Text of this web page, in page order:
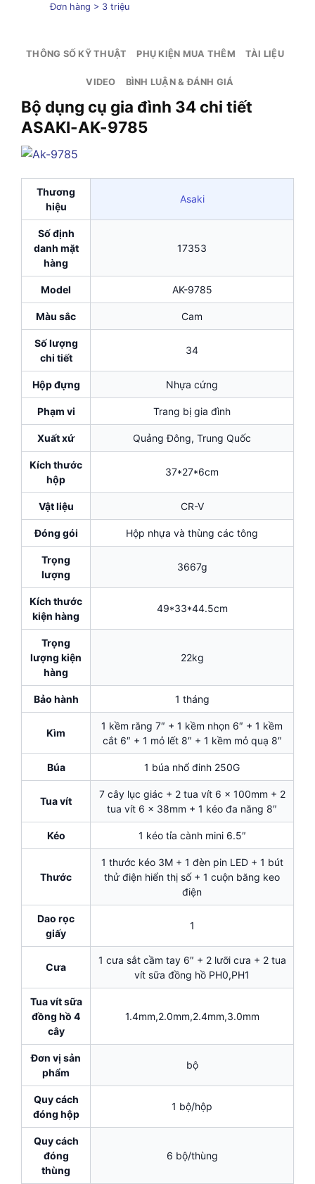
Đơn hàng > 3 triệu
THÔNG SỐ KỸ THUẬT PHỤ KIỆN MUA THÊM TÀI LIỆU
VIDEO BÌNH LUẬN & ĐÁNH GIÁ
Bộ dụng cụ gia đình 34 chi tiết
ASAKI-AK-9785
Thương
hiệu
Asaki
Số định
danh mặt
hàng
17353
Model AK-9785
Màu sắc Cam
Số lượng
chi tiết
34
Hộp đựng Nhựa cứng
Phạm vi Trang bị gia đình
Xuất xứ Quảng Đông, Trung Quốc
Kích thước
hộp
37*27*6cm
Vật liệu CR-V
Đóng gói Hộp nhựa và thùng các tông
Trọng
lượng
3667g
Kích thước
kiện hàng
49*33*44.5cm
Trọng
lượng kiện
hàng
22kg
Bảo hành 1 tháng
Kìm
1 kềm răng 7″ + 1 kềm nhọn 6″ + 1 kềm
cắt 6″ + 1 mỏ lết 8″ + 1 kềm mỏ quạ 8″
Búa 1 búa nhổ đinh 250G
Tua vít
7 cây lục giác + 2 tua vít 6 x 100mm + 2
tua vít 6 x 38mm + 1 kéo đa năng 8″
Kéo 1 kéo tỉa cành mini 6.5″
Thước
1 thước kéo 3M + 1 đèn pin LED + 1 bút
thử điện hiển thị số + 1 cuộn băng keo
điện
Dao rọc
giấy
1
Cưa
1 cưa sắt cầm tay 6″ + 2 lưỡi cưa + 2 tua
vít sữa đồng hồ PH0,PH1
Tua vít sữa
đồng hồ 4
cây
1.4mm,2.0mm,2.4mm,3.0mm
Đơn vị sản
phẩm
bộ
Quy cách
đóng hộp
1 bộ/hộp
Quy cách
đóng
thùng
6 bộ/thùng